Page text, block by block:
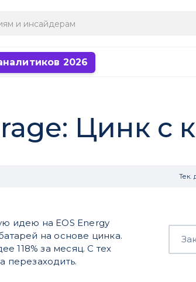
2026
Цинк с
Тек.
идею на EOS Energy
на основе цинка.
118% за месяц. С тех
перезаходить.